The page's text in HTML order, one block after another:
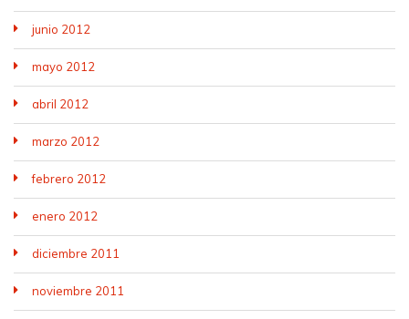
junio 2012
mayo 2012
abril 2012
marzo 2012
febrero 2012
enero 2012
diciembre 2011
noviembre 2011